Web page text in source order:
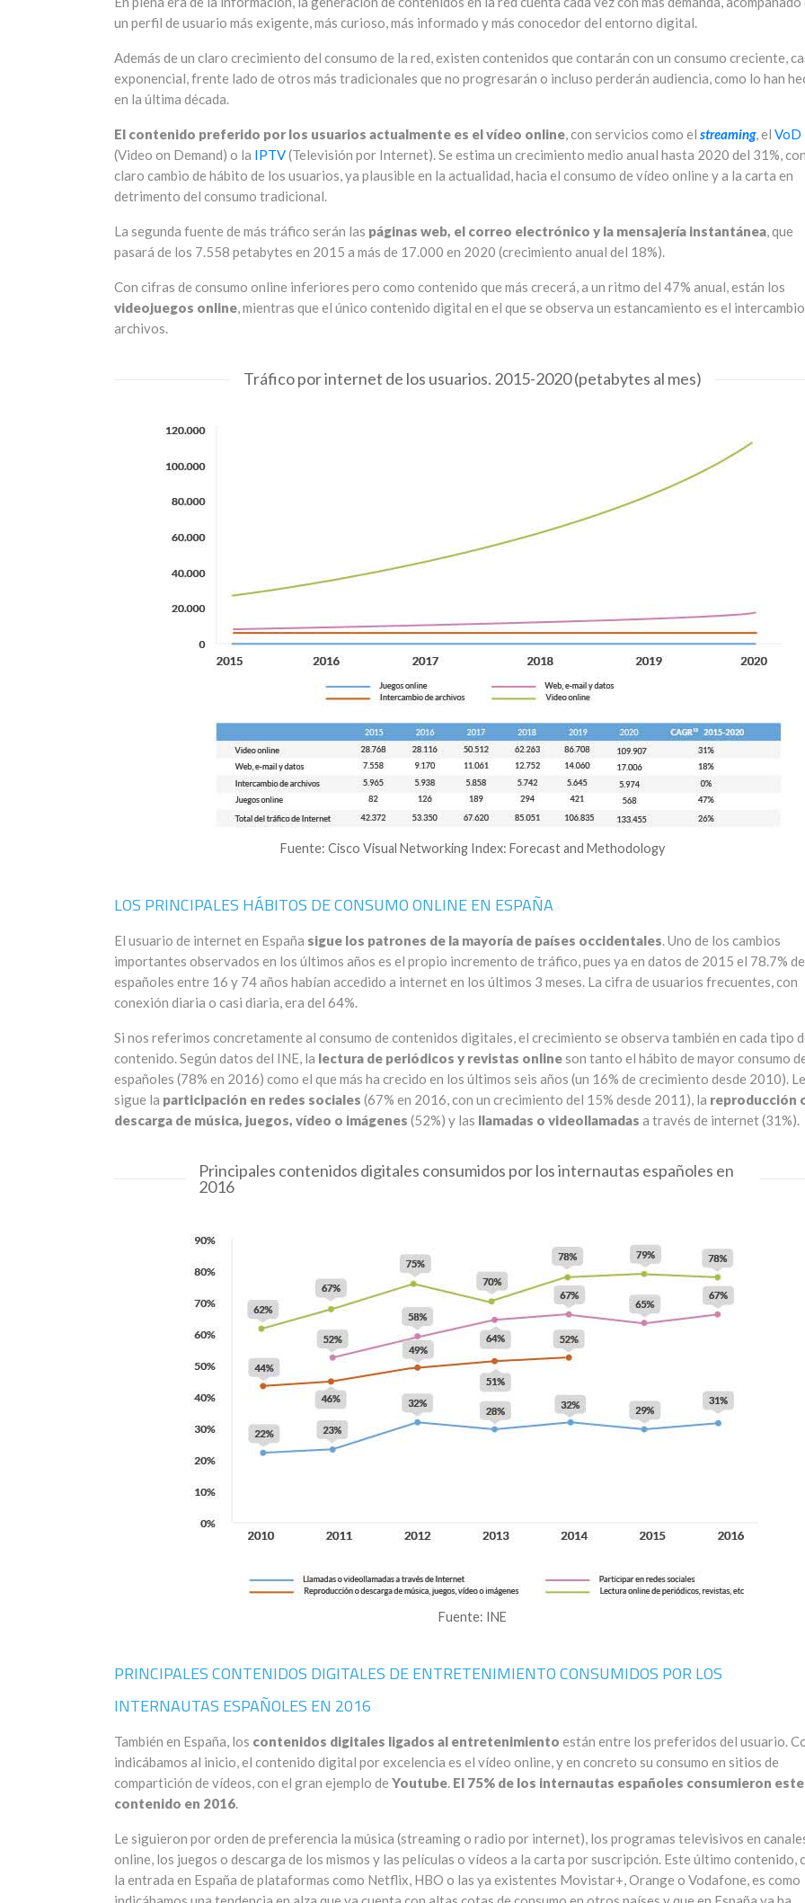
un perfil de usuario más exigente, más curioso, más informado y más conocedor del entorno digital.
Además de un claro crecimiento del consumo de la red, existen contenidos que contarán con un consumo creciente,
exponencial, frente lado de otros más tradicionales que no progresarán o incluso perderán audiencia, como lo han
en la última década.
El contenido preferido por los usuarios actualmente es el vídeo online, con servicios como el streaming, el VoD
(Video on Demand) o la IPTV(Televisión por Internet). Se estima un crecimiento medio anual hasta 2020 del 31%,
claro cambio de hábito de los usuarios, ya plausible en la actualidad, hacia el consumo de vídeo online y a la carta en
detrimento del consumo tradicional.
La segunda fuente de más tráfico serán las páginas web, el correo electrónico y la mensajería instantánea, que
pasará de los 7.558 petabytes en 2015 a más de 17.000 en 2020 (crecimiento anual del 18%).
Con cifras de consumo online inferiores pero como contenido que más crecerá, a un ritmo del 47% anual, están los
videojuegos online, mientras que el único contenido digital en el que se observa un estancamiento es el
archivos.
Tráfico por internet de los usuarios. 2015-2020 (petabytes al mes)
Fuente: Cisco Visual Networking Index: Forecast and Methodology
LOS PRINCIPALES HÁBITOS DE CONSUMO ONLINE EN ESPAÑA
El usuario de internet en España sigue los patrones de la mayoría de países occidentales. Uno de los cambios
importantes observados en los últimos años es el propio incremento de tráfico, pues ya en datos de 2015 el 78.7%
españoles entre 16 y 74 años habían accedido a internet en los últimos 3 meses. La cifra de usuarios frecuentes, con
conexión diaria o casi diaria, era del 64%.
Si nos referimos concretamente al consumo de contenidos digitales, el crecimiento se observa también en cada tipo
contenido. Según datos del INE, la lectura de periódicos y revistas onlineson tanto el hábito de mayor consumo
españoles (78% en 2016) como el que más ha crecido en los últimos seis años (un 16% de crecimiento desde 2010). Le
sigue la participación en redes sociales (67% en 2016, con un crecimiento del 15% desde 2011), la reproducción
descarga de música, juegos, vídeo o imágenes (52%) y las llamadas o videollamadas a través de internet (31%).
Principales contenidos digitales consumidos por los internautas españoles en
2016
Fuente: INE
PRINCIPALES CONTENIDOS DIGITALES DE ENTRETENIMIENTO CONSUMIDOS POR LOS
INTERNAUTAS ESPAÑOLES EN 2016
También en España, los contenidos digitales ligados al entretenimiento están entre los preferidos del usuario.
indicábamos al inicio, el contenido digital por excelencia es el vídeo online, y en concreto su consumo en sitios de
compartición de vídeos, con el gran ejemplo de Youtube. El 75% de los internautas españoles consumieron este
contenido en 2016.
Le siguieron por orden de preferencia la música (streaming o radio por internet), los programas televisivos en
online, los juegos o descarga de los mismos y las películas o vídeos a la carta por suscripción. Este último contenido,
la entrada en España de plataformas como Netflix, HBO o las ya existentes Movistar+, Orange o Vodafone, es como